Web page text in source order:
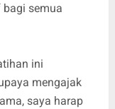
semua
ini
mengajak
saya harap